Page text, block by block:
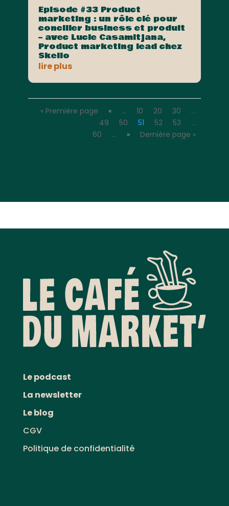
Episode #33 Product
marketing : un rôle clé pour
concilier business et produit
– avec Lucie Casamitjana,
Product marketing lead chez
Skello
lire plus
« Première page « … 10 20 30
…
49
50 51 52 53
…
60
… » Dernière page »
Le podcast
La newsletter
Le blog
CGV
Politique de confidentialité